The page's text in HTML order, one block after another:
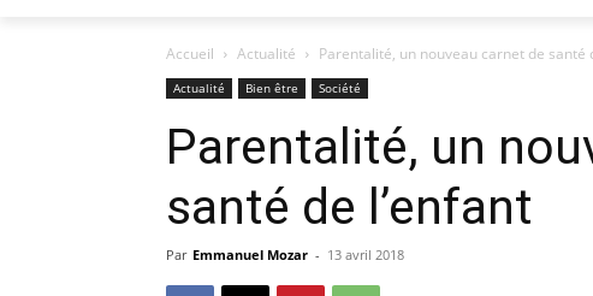
Accueil Actualité Parentalité, un nouveau carnet de santé
Actualité Bien être Société
Parentalité, un
santé de l’enfant
Par Emmanuel Mozar - 13 avril 2018